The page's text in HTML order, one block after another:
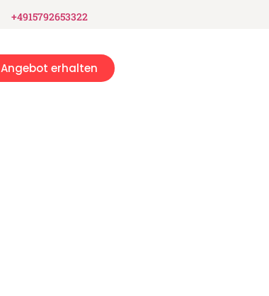
+4915792653322
Angebot erhalten